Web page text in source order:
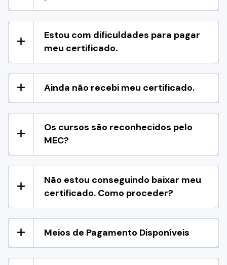
Estou com dificuldades para pagar
meu certificado.
Ainda não recebi meu certificado.
Os cursos são reconhecidos pelo
MEC?
Não estou conseguindo baixar meu
certificado. Como proceder?
Meios de Pagamento Disponíveis